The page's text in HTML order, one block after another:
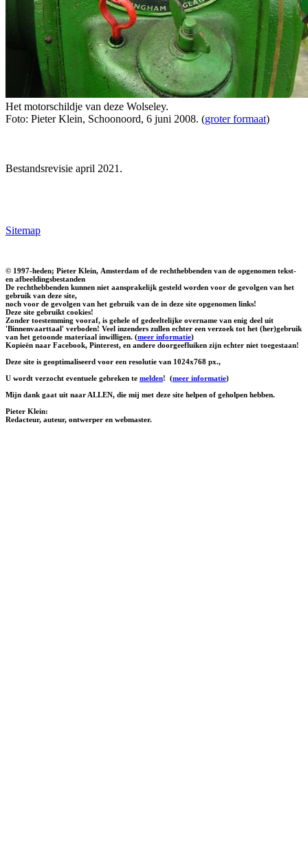
Het motorschildje van deze Wolseley.
Foto: Pieter Klein, Schoonoord, 6 juni 2008. (groter formaat)
Bestandsrevisie april 2021.
Sitemap
© 1997-heden; Pieter Klein, Amsterdam of de rechthebbenden van de opgenomen tekst-
en afbeeldingsbestanden
De rechthebbenden kunnen niet aansprakelijk gesteld worden voor de gevolgen van het
gebruik van deze site,
noch voor de gevolgen van het gebruik van de in deze site opgenomen links!
Deze site gebruikt cookies!
Zonder toestemming vooraf, is gehele of gedeeltelijke overname van enig deel uit
'Binnenvaarttaal' verboden! Veel inzenders zullen echter een verzoek tot het (her)gebruik
van het getoonde materiaal inwilligen. (meer informatie)
Kopieën naar Facebook, Pinterest, en andere doorgeefluiken zijn echter niet toegestaan!
Deze site is geoptimaliseerd voor een resolutie van 1024x768 px.,
U wordt verzocht eventuele gebreken te melden! (meer informatie)
Mijn dank gaat uit naar ALLEN, die mij met deze site helpen of geholpen hebben.
Pieter Klein:
Redacteur, auteur, ontwerper en webmaster.